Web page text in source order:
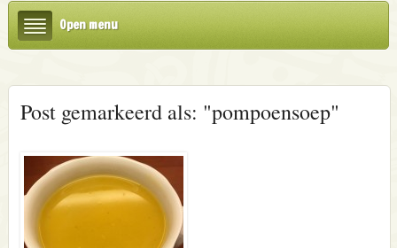
Open menu
Post gemarkeerd als: "pompoensoep"